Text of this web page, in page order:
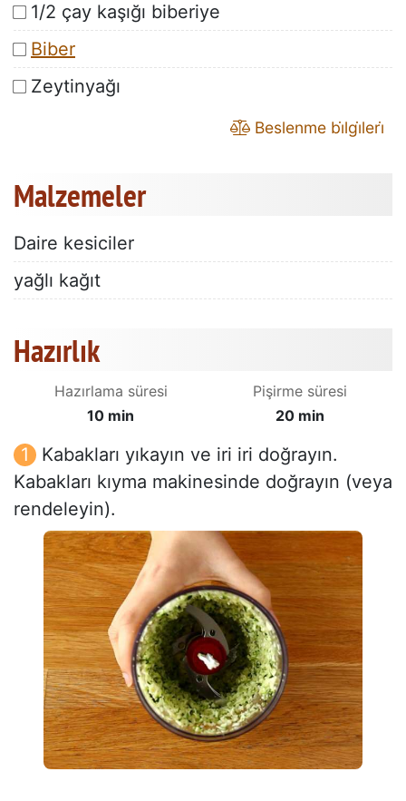
1/2 çay kaşığı biberiye
Biber
Zeytinyağı
Beslenme bi̇lgi̇leri̇
Malzemeler
Daire kesiciler
yağlı kağıt
Hazırlık
Hazırlama süresi
10 min
Pişirme süresi
20 min
Kabakları yıkayın ve iri iri doğrayın.
Kabakları kıyma makinesinde doğrayın (veya
rendeleyin).